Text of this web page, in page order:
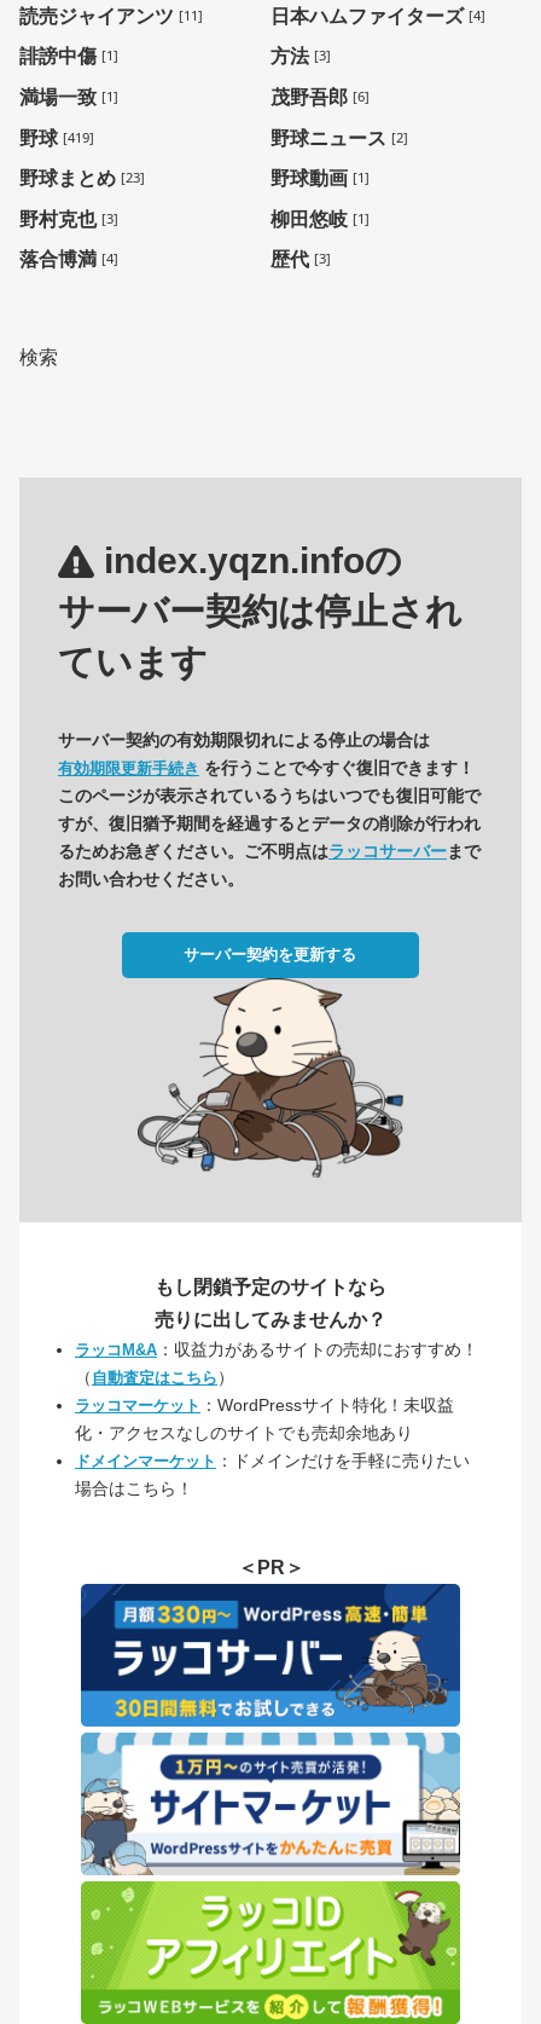
読売ジャイアンツ [11] 日本ハムファイターズ [4]
誹謗中傷 [1] 方法 [3]
満場一致 [1] 茂野吾郎 [6]
野球 [419] 野球ニュース [2]
野球まとめ [23] 野球動画 [1]
野村克也 [3] 柳田悠岐 [1]
落合博満 [4] 歴代 [3]
検索